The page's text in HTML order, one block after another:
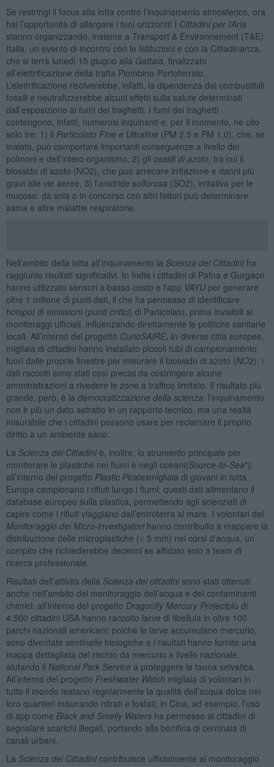
Se restringi il focus alla lotta contro l’inquinamento atmosferico, ora
hai l’opportunità di allargare i tuoi orizzonti! I Cittadini per l’Aria
stanno organizzando, insieme a Transport & Environnement (T&E)
Italia, un evento di incontro con le Istituzioni e con la Cittadinanza,
che si terrà lunedì 15 giugno alla Gattaia , finalizzato
all’elettrificazione della tratta Piombino-Portoferraio.
L’elettrificazione risolverebbe, infatti, la dipendenza dai combustibili
fossili e neutralizzerebbe alcuni effetti sulla salute determinati
dall’esposizione ai fumi dei traghetti. I fumi dei traghetti
contengono, infatti, numerosi inquinanti e, per il momento, ne cito
solo tre: 1) il Particolato Fine e Ultrafine (PM 2.5 e PM 1.0), che, se
inalato, può comportare importanti conseguenze a livello dei
polmoni e dell’intero organismo, 2) gli ossidi di azoto , tra cui il
biossido di azoto (NO2), che può arrecare irritazione e danni più
gravi alle vie aeree, 3) l’anidride solforosa (SO2), irritativa per le
mucose: da sola o in concorso con altri fattori può determinare
asma e altre malattie respiratorie.
Nell’ambito della lotta all’inquinamento la Scienza dei Cittadini ha
raggiunto risultati significativi. In India i cittadini di Patna e Gurgaon
hanno utilizzato sensori a basso costo e l'app VAYUper generare
oltre 1 milione di punti dati, il che ha permesso di identificare
hotspotdi emissioni (punti critici) di Particolato, prima invisibili ai
monitoraggi ufficiali, influenzando direttamente le politiche sanitarie
locali. All’interno del progetto CurioSAIRE, in diverse città europee,
migliaia di cittadini hanno installato piccoli tubi di campionamento
fuori dalle proprie finestre per misurare il biossido di azoto (NO2); i
dati raccolti sono stati così precisi da costringere alcune
amministrazioni a rivedere le zone a traffico limitato. Il risultato più
grande, però, è la democratizzazione della scienza: l’inquinamento
non è più un dato astratto in un rapporto tecnico, ma una realtà
misurabile che i cittadini possono usare per reclamare il proprio
diritto a un ambiente sano.
La Scienza dei Cittadiniè, inoltre, lo strumento principale per
monitorare le plastiche nei fiumi e negli oceani(Source-to-Sea"):
all’interno del progetto Plastic Piratesmigliaia di giovani in tutta
Europa campionano i rifiuti lungo i fiumi; questi dati alimentano il
database europeo sulla plastica, permettendo agli scienziati di
capire come i rifiuti viaggiano dall’entroterra al mare. I volontari del
Monitoraggio dei Micro-investigatorihanno contribuito a mappare la
distribuzione delle microplastiche (< 5 mm) nei corsi d'acqua, un
compito che richiederebbe decenni se affidato solo a team di
ricerca professionale.
Risultati dell’attività della Scienza dei cittadinisono stati ottenuti
anche nell’ambito del monitoraggio dell’acqua e dei contaminanti
chimici: all’interno del progetto Dragonfly Mercury Projectpiù di
4.500 cittadini USA hanno raccolto larve di libellula in oltre 100
parchi nazionali americani; poiché le larve accumulano mercurio,
sono diventate sentinelle biologiche e i risultati hanno fornito una
mappa dettagliata del rischio da mercurio a livello nazionale,
aiutando il National Park Service a proteggere la fauna selvatica.
All’interno del progetto Freshwater Watch migliaia di volontari in
tutto il mondo testano regolarmente la qualità dell’acqua dolce nei
loro quartieri misurando nitrati e fosfati; in Cina, ad esempio, l’uso
di app come Black and Smelly Watersha permesso ai cittadini di
segnalare scarichi illegali, portando alla bonifica di centinaia di
canali urbani.
La Scienza dei Cittadinicontribuisce ufficialmente al monitoraggio